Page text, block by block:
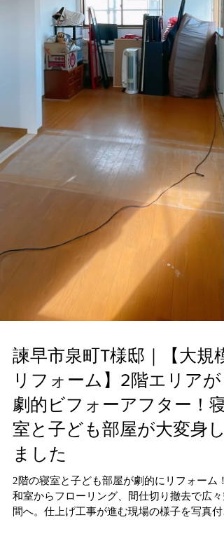
諫早市泉町T様邸｜【大規模
リフォーム】2階エリアが
劇的ビフォーアフター！寝
室と子ども部屋が大変身し
ました
2階の寝室と子ども部屋が劇的にリフォーム！
和室からフローリング、間仕切り撤去で広々